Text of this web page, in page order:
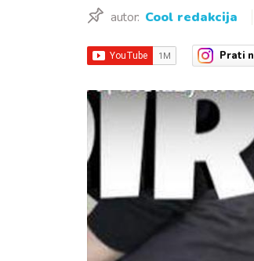
autor: Cool redakcija
Prati